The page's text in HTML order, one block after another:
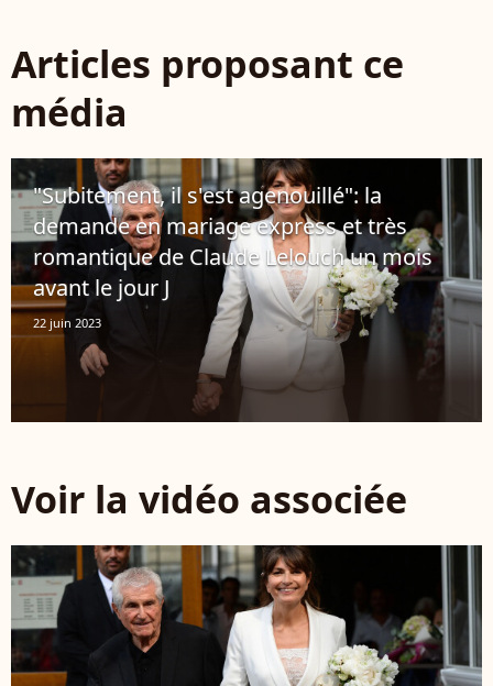
Articles proposant ce
média
"Subitement, il s'est agenouillé": la
demande en mariage express et très
romantique de Claude Lelouch un mois
avant le jour J
22 juin 2023
Voir la vidéo associée